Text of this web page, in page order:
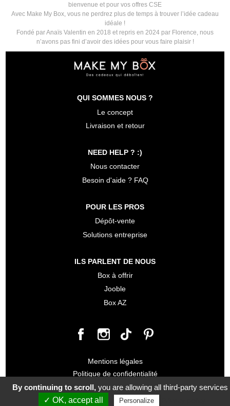
bienvenue et pour vos offres CSE
Avec Make My Box, vous ne perdrez plus de temps à trouver l’idée cadeau
idéale !
Fondé par Anaïs Valentin en 2018 et repris en 2024 par Florence, nous
n’avons pas fini d’avoir des idées pour vous faire plaisir !
QUI SOMMES NOUS ?
Le concept
Livraison et retour
NEED HELP ? :)
Nous contacter
Besoin d'aide ? FAQ
POUR LES PROS
Dépôt-vente
Solutions entreprise
ILS PARLENT DE NOUS
Box à offrir
Jooble
Box AZ
Mentions légales
Politique de confidentialité
Conditions générales de vente
© 2026 Make my Box tous droits réservés
By continuing to scroll, you are allowing all third-party services
✓ OK, accept all
Personalize